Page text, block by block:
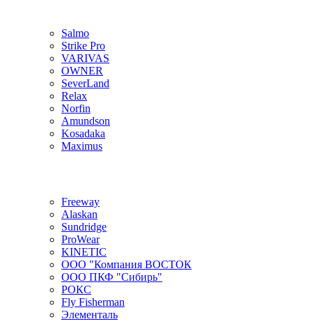
Salmo
Strike Pro
VARIVAS
OWNER
SeverLand
Relax
Norfin
Amundson
Kosadaka
Maximus
Freeway
Alaskan
Sundridge
ProWear
KINETIC
ООО "Компания ВОСТОК
ООО ПКФ "Сибирь"
РОКС
Fly Fisherman
Элементаль